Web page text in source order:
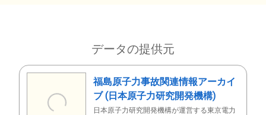
データの提供元
福島原子力事故関連情報アーカイ
ブ (日本原子力研究開発機構)
日本原子力研究開発機構が運営する東京電力